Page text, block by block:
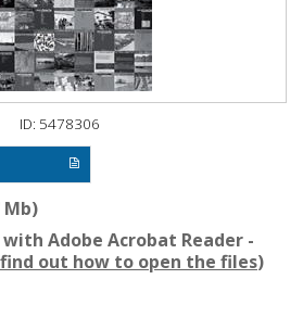
ID: 5478306
Mb)
Adobe Acrobat Reader -
find out how to open the files)